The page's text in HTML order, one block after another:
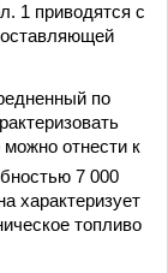
1 приводятся с
по
отнести к
7 000
характеризует
топливо